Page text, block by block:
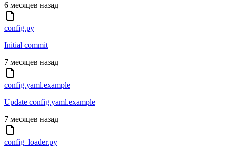
6 месяцев назад
config.py
Initial commit
7 месяцев назад
config.yaml.example
Update config.yaml.example
7 месяцев назад
config_loader.py